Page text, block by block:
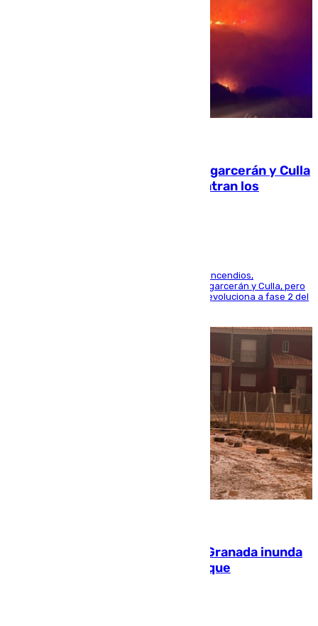
Incendios de Castellón: Sierra Engarcerán y Culla
evolucionan positivamente y centran los
La UME se suma al operativo de control de los incendios,
progresando adecuadamente los de Sierra Engarcerán y Culla, pero
centrando todo el empeño en el de Culla, que evoluciona a fase 2 del
Una tormenta en la provincia de Granada inunda
las calles de Puebla de Don Fadrique